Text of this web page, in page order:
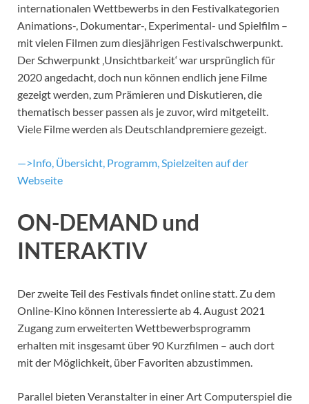
internationalen Wettbewerbs in den Festivalkategorien
Animations-, Dokumentar-, Experimental- und Spielfilm –
mit vielen Filmen zum diesjährigen Festivalschwerpunkt.
Der Schwerpunkt ‚Unsichtbarkeit‘ war ursprünglich für
2020 angedacht, doch nun können endlich jene Filme
gezeigt werden, zum Prämieren und Diskutieren, die
thematisch besser passen als je zuvor, wird mitgeteilt.
Viele Filme werden als Deutschlandpremiere gezeigt.
—>Info, Übersicht, Programm, Spielzeiten auf der
Webseite
ON-DEMAND und
INTERAKTIV
Der zweite Teil des Festivals findet online statt. Zu dem
Online-Kino können Interessierte ab 4. August 2021
Zugang zum erweiterten Wettbewerbsprogramm
erhalten mit insgesamt über 90 Kurzfilmen – auch dort
mit der Möglichkeit, über Favoriten abzustimmen.
Parallel bieten Veranstalter in einer Art Computerspiel die